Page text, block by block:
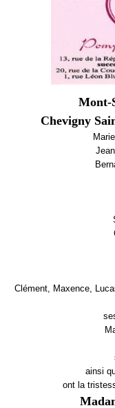
Mont-
Chevigny
Clément, Maxence,
ainsi
ont la